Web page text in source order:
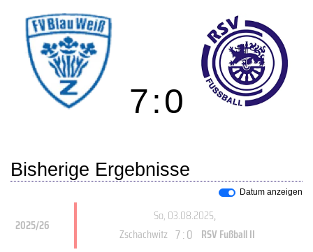
7:0
Bisherige Ergebnisse
Datum anzeigen
2025/26
So, 03.08.2025,
Zschachwitz 7 : 0 RSV Fußball II